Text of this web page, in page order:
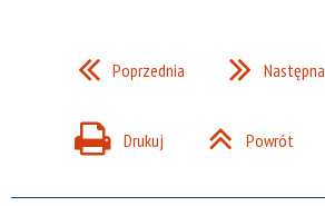
Poprzednia Następna
Drukuj Powrót